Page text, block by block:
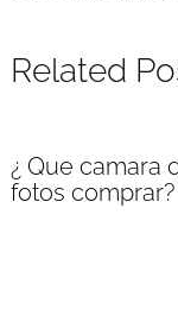
Related
¿ Que camara
fotos comprar?